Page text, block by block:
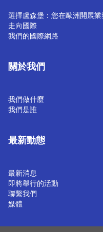
選擇盧森堡：您在歐洲開展業
走向國際
我們的國際網路
關於我們
我們做什麼
我們是誰
最新動態
最新消息
即將舉行的活動
聯繫我們
媒體